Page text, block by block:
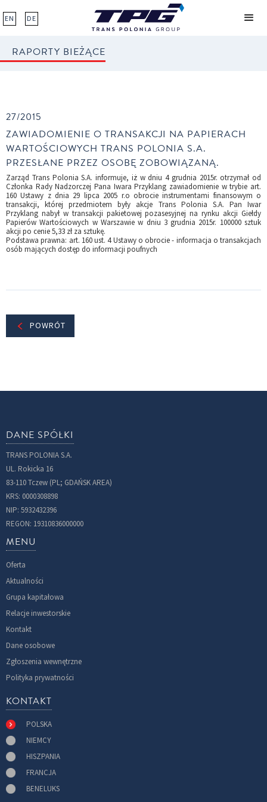
EN DE
RAPORTY BIEŻĄCE
27/2015
ZAWIADOMIENIE O TRANSAKCJI NA PAPIERACH
WARTOŚCIOWYCH TRANS POLONIA S.A.
PRZESŁANE PRZEZ OSOBĘ ZOBOWIĄZANĄ.
Zarząd Trans Polonia S.A. informuje, iż w dniu 4 grudnia 2015r. otrzymał od
Członka Rady Nadzorczej Pana Iwara Przyklang zawiadomienie w trybie art.
160 Ustawy z dnia 29 lipca 2005 r.o obrocie instrumentami finansowym o
transakcji, której przedmiotem były akcje Trans Polonia S.A. Pan Iwar
Przyklang nabył w transakcji pakietowej pozasesyjnej na rynku akcji Giełdy
Papierów Wartościowych w Warszawie w dniu 3 grudnia 2015r. 100000 sztuk
akcji po cenie 5,33 zł za sztukę.
Podstawa prawna: art. 160 ust. 4 Ustawy o obrocie - informacja o transakcjach
osób mających dostęp do informacji poufnych
POWRÓT
DANE SPÓŁKI
TRANS POLONIA S.A.
UL. Rokicka 16
83-110 Tczew (PL; GDAŃSK AREA)
KRS: 0000308898
NIP: 5932432396
REGON: 19310836000000
MENU
Oferta
Aktualności
Grupa kapitałowa
Relacje inwestorskie
Kontakt
Dane osobowe
Zgłoszenia wewnętrzne
Polityka prywatności
KONTAKT
POLSKA
NIEMCY
HISZPANIA
FRANCJA
BENELUKS